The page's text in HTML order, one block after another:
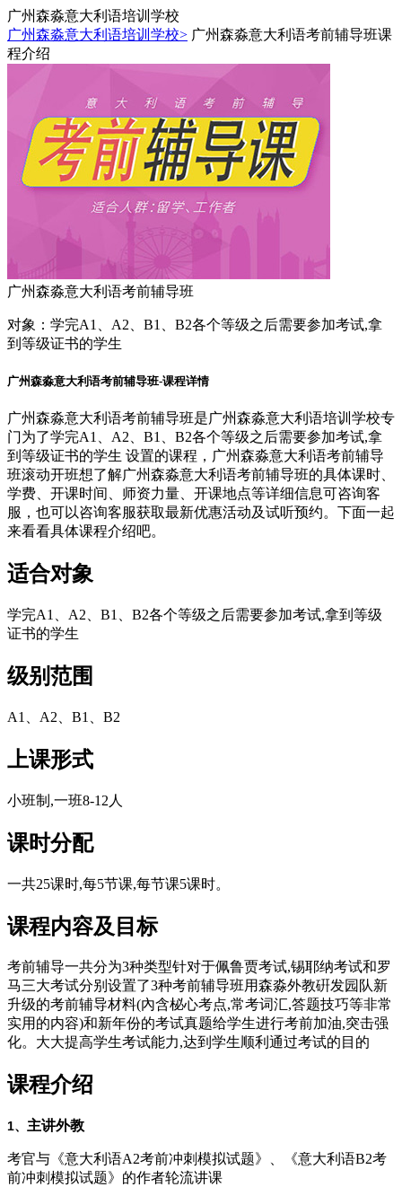
广州森淼意大利语培训学校
广州森淼意大利语培训学校> 广州森淼意大利语考前辅导班课
程介绍
广州森淼意大利语考前辅导班
对象： 学完A1、A2、B1、B2各个等级之后需要参加考试,拿
到等级证书的学生
广州森淼意大利语考前辅导班-课程详情
广州森淼意大利语考前辅导班是广州森淼意大利语培训学校专
门为了学完A1、A2、B1、B2各个等级之后需要参加考试,拿
到等级证书的学生 设置的课程，广州森淼意大利语考前辅导
班滚动开班想了解广州森淼意大利语考前辅导班的具体课时、
学费、开课时间、师资力量、开课地点等详细信息可咨询客
服，也可以咨询客服获取最新优惠活动及试听预约。下面一起
来看看具体课程介绍吧。
适合对象
学完A1、A2、B1、B2各个等级之后需要参加考试,拿到等级
证书的学生
级别范围
A1、A2、B1、B2
上课形式
小班制,一班8-12人
课时分配
一共25课时,每5节课,每节课5课时。
课程内容及目标
考前辅导一共分为3种类型针对于佩鲁贾考试,锡耶纳考试和罗
马三大考试分别设置了3种考前辅导班用森淼外教硏发园队新
升级的考前辅导材料(內含柲心考点,常考词汇,答题技巧等非常
实用的内容)和新年份的考试真题给学生进行考前加油,突击强
化。大大提高学生考试能力,达到学生顺利通过考试的目的
课程介绍
1、 主讲外教
考官与《意大利语A2考前冲刺模拟试题》、《意大利语B2考
前冲刺模拟试题》的作者轮流讲课